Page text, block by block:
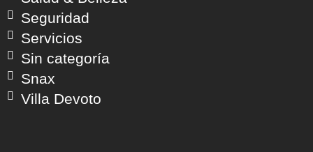
Seguridad
Servicios
Sin categoría
Snax
Villa Devoto